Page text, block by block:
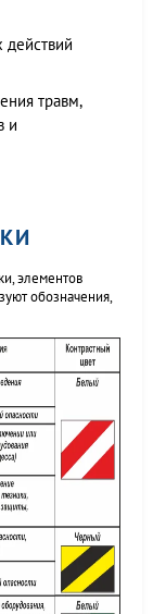
травм,
и
элементов
обозначения,